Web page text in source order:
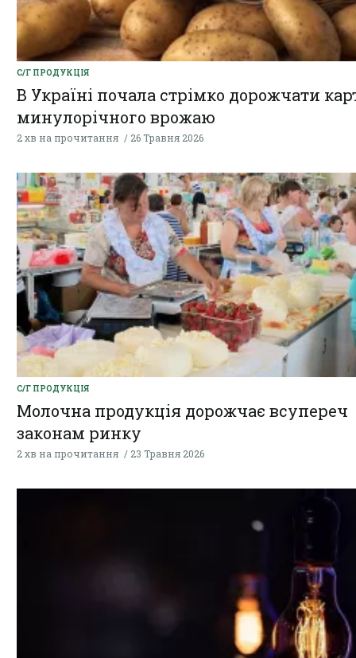
С/Г ПРОДУКЦІЯ
В Україні почала стрімко дорожчати
минулорічного врожаю
2 хв на прочитання 26 Травня 2026
С/Г ПРОДУКЦІЯ
Молочна продукція дорожчає всупереч
законам ринку
2 хв на прочитання 23 Травня 2026